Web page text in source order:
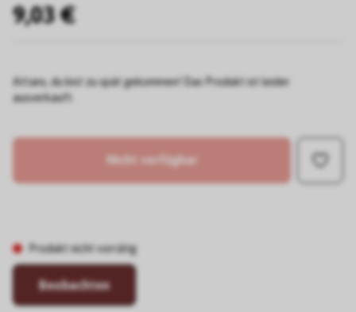
9,03 €
Attans, du bist zu spät gekommen! Das Produkt ist leider
ausverkauft.
Nicht verfügbar
Produkt nicht vorrätig
Beobachten